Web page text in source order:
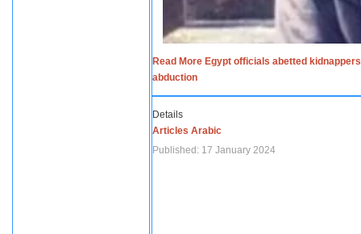
Read More Egypt officials abetted
abduction
Details
Articles Arabic
Published: 17 January 2024